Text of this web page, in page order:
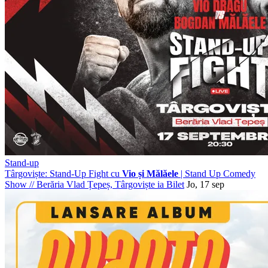
Stand-up
Târgoviște: Stand-Up Fight cu Vio și Mălăele | Stand Up Comedy
Show //Berăria Vlad Țepeș, Târgoviște ia Bilet Jo, 17 sep